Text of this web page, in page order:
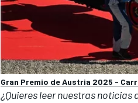
Gran Premio de Austria 2025 -
¿Quieres leer nuestras noticias